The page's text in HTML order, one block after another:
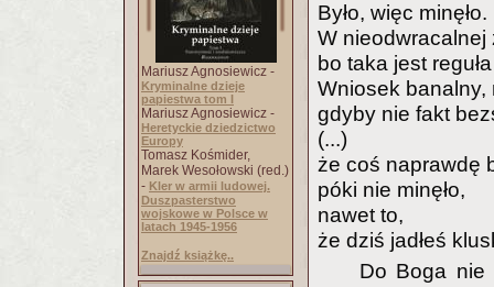
Mariusz Agnosiewicz -
Kryminalne dzieje
papiestwa tom I
Mariusz Agnosiewicz -
Heretyckie dziedzictwo
Europy
Tomasz Kośmider,
Marek Wesołowski (red.)
- Kler w armii ludowej.
Duszpasterstwo
wojskowe w Polsce w
latach 1945-1956
Znajdź książkę..
Było, więc minęło.
W
bo taka jest
Wniosek banalny,
gdyby nie fakt
(...)
że coś naprawdę
póki nie minęło,
nawet to,
że dziś jadłeś
Do Boga nie